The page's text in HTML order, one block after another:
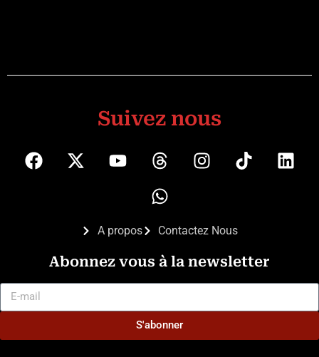
Suivez nous
A propos Contactez Nous
Abonnez vous à la newsletter
S'abonner